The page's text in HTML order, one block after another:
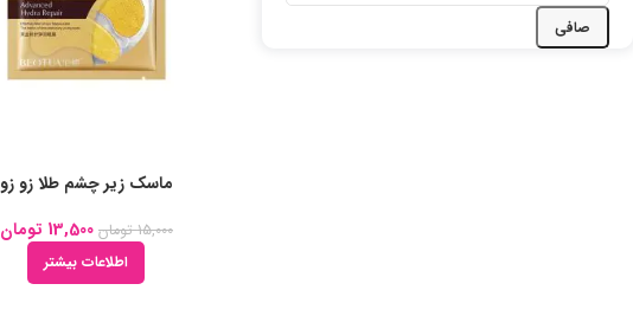
صافی
ماسک زیر چشم طلا زو زو
15,000 تومان 13,500 تومان
اطلاعات بیشتر